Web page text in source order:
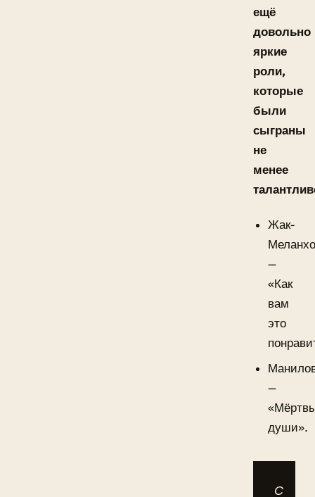
ещё
довольно
яркие
роли,
которые
были
сыграны
не
менее
Жак-
—
«Как
вам
это
—
души».
С